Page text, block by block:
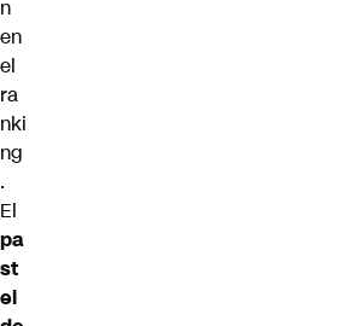
n
en
el
ra
nki
ng
.
El
pa
st
el